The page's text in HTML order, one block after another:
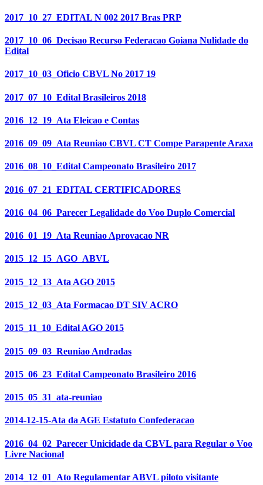
2017_10_27_EDITAL N 002 2017 Bras PRP
2017_10_06_Decisao Recurso Federacao Goiana Nulidade do
Edital
2017_10_03_Oficio CBVL No 2017 19
2017_07_10_Edital Brasileiros 2018
2016_12_19_Ata Eleicao e Contas
2016_09_09_Ata Reuniao CBVL CT Compe Parapente Araxa
2016_08_10_Edital Campeonato Brasileiro 2017
2016_07_21_EDITAL CERTIFICADORES
2016_04_06_Parecer Legalidade do Voo Duplo Comercial
2016_01_19_Ata Reuniao Aprovacao NR
2015_12_15_AGO_ABVL
2015_12_13_Ata AGO 2015
2015_12_03_Ata Formacao DT SIV ACRO
2015_11_10_Edital AGO 2015
2015_09_03_Reuniao Andradas
2015_06_23_Edital Campeonato Brasileiro 2016
2015_05_31_ata-reuniao
2014-12-15-Ata da AGE Estatuto Confederacao
2016_04_02_Parecer Unicidade da CBVL para Regular o Voo
Livre Nacional
2014_12_01_Ato Regulamentar ABVL piloto visitante